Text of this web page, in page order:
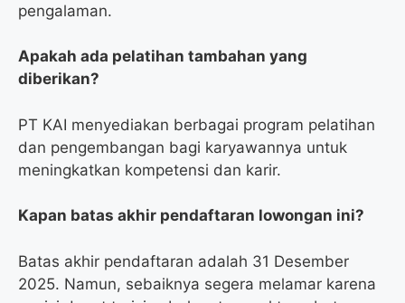
pengalaman.
Apakah ada pelatihan tambahan yang
diberikan?
PT KAI menyediakan berbagai program pelatihan
dan pengembangan bagi karyawannya untuk
meningkatkan kompetensi dan karir.
Kapan batas akhir pendaftaran lowongan ini?
Batas akhir pendaftaran adalah 31 Desember
2025. Namun, sebaiknya segera melamar karena